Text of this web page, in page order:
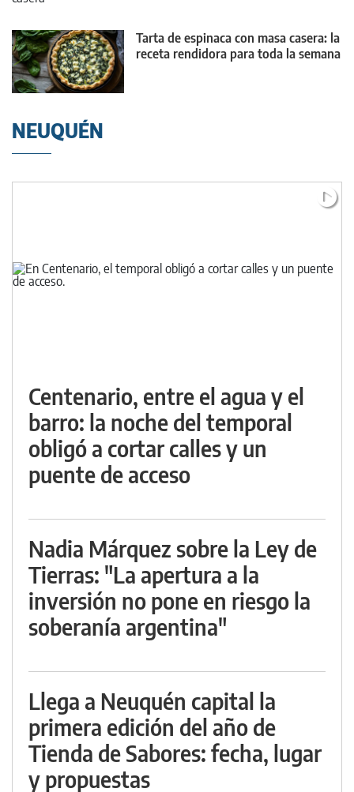
Tarta de espinaca con masa casera: la
receta rendidora para toda la semana
NEUQUÉN
Centenario, entre el agua y el
barro: la noche del temporal
obligó a cortar calles y un
puente de acceso
Nadia Márquez sobre la Ley de
Tierras: "La apertura a la
inversión no pone en riesgo la
soberanía argentina"
Llega a Neuquén capital la
primera edición del año de
Tienda de Sabores: fecha, lugar
y propuestas